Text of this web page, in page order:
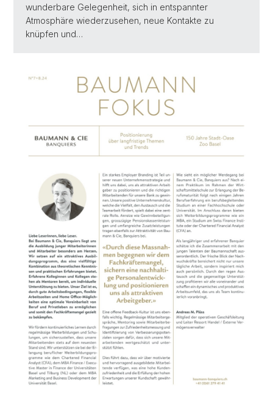
wunderbare Gelegenheit, sich in entspannter
Atmosphäre wiederzusehen, neue Kontakte zu
knüpfen und…